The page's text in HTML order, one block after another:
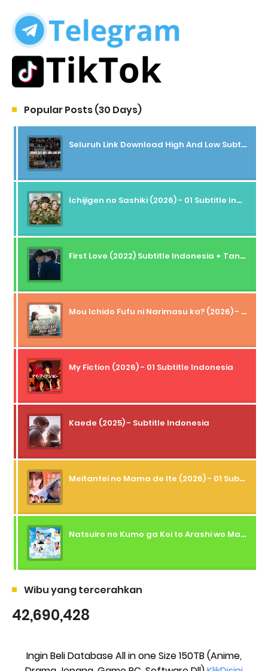
Popular Posts (30 Days)
Seluruh Link Download High And Low Subtitle Indonesia
Ichijigen no Sashiki (2026) - 01 Subtitle Indonesia
First Love (2022) Subtitle Indonesia + Tanpa Iklan + Streaming + 1080p
Mou Ichido Fufu ni Narimasu ka? (2026) - 01 Subtitle Indonesia
My Fiction (2026) - 01 Subtitle Indonesia
Kaede (2025) - Subtitle Indonesia
Meitantei no Mama de Ite (2026) - 01 Subtitle Indonesia
Natsuiro no Kumo ga Koi to Arashi wo Makiokosu (2026) - 01 Subtitle Indonesia
Wibu yang tercerahkan
42,690,428
Ingin Beli Database All in one Size 150TB (Anime,